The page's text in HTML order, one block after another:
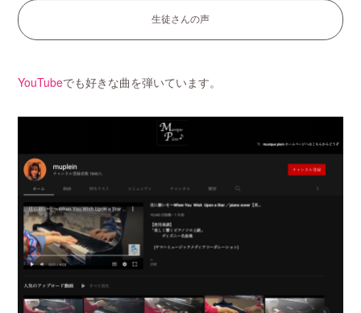
生徒さんの声
YouTubeでも好きな曲を弾いています。